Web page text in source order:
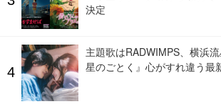
決定
主題歌はRADWIMPS、横浜流
星のごとく』心がすれ違う最